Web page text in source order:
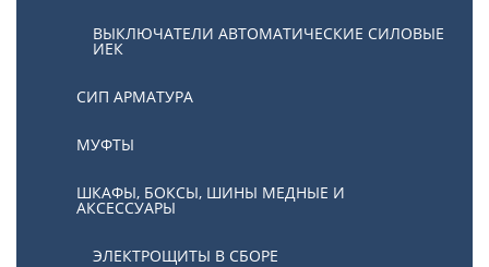
ВЫКЛЮЧАТЕЛИ АВТОМАТИЧЕСКИЕ СИЛОВЫЕ
ИЕК
СИП АРМАТУРА
МУФТЫ
ШКАФЫ, БОКСЫ, ШИНЫ МЕДНЫЕ И
АКСЕССУАРЫ
ЭЛЕКТРОЩИТЫ В СБОРЕ